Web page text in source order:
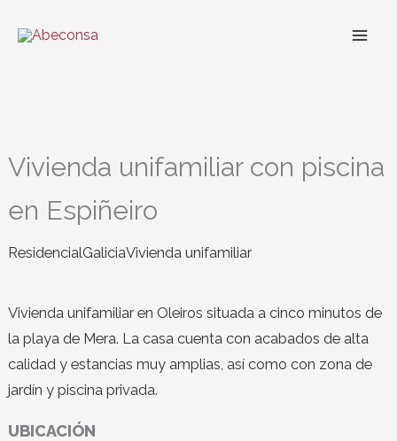
Vivienda unifamiliar con piscina
en Espiñeiro
ResidencialGaliciaVivienda unifamiliar
Vivienda unifamiliar en Oleiros situada a cinco minutos de
la playa de Mera. La casa cuenta con acabados de alta
calidad y estancias muy amplias, así como con zona de
jardín y piscina privada.
UBICACIÓN